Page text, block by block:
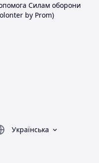
Силам оборони
by Prom)
Українська